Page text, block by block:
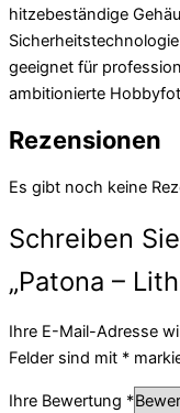
hitzebeständige
geeignet für
ambitionierte
Rezensionen
Es gibt noch keine
Schreiben
„Patona –
Ihre E-Mail-Adresse
Felder sind mit *
Ihre Bewertung *